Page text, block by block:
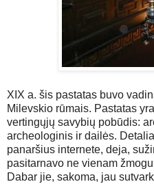
XIX a. šis pastatas buvo
Milevskio rūmais. Pastatas
vertingųjų savybių pobūdis:
archeologinis ir dailės.
panaršius internete, deja,
pasitarnavo ne vienam
Dabar jie, sakoma, jau